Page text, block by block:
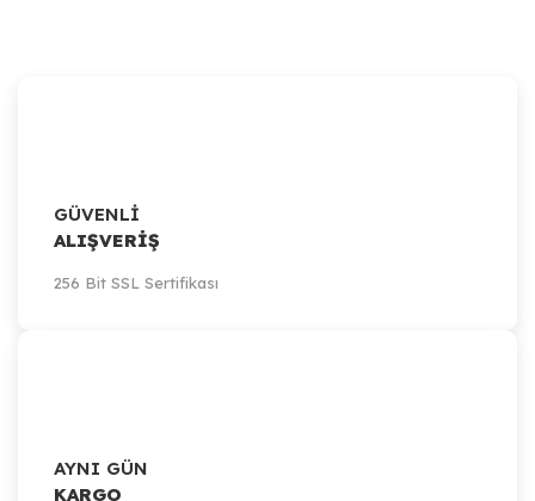
GÜVENLİ
ALIŞVERİŞ
256 Bit SSL Sertifikası
AYNI GÜN
KARGO